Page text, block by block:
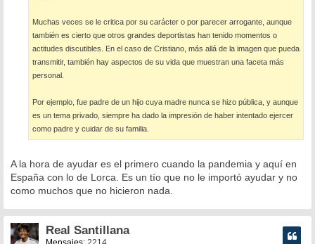
Muchas veces se le critica por su carácter o por parecer arrogante, aunque
también es cierto que otros grandes deportistas han tenido momentos o
actitudes discutibles. En el caso de Cristiano, más allá de la imagen que pueda
transmitir, también hay aspectos de su vida que muestran una faceta más
personal.
Por ejemplo, fue padre de un hijo cuya madre nunca se hizo pública, y aunque
es un tema privado, siempre ha dado la impresión de haber intentado ejercer
como padre y cuidar de su familia.
A la hora de ayudar es el primero cuando la pandemia y aquí en
España con lo de Lorca. Es un tío que no le importó ayudar y no
como muchos que no hicieron nada.
Real Santillana